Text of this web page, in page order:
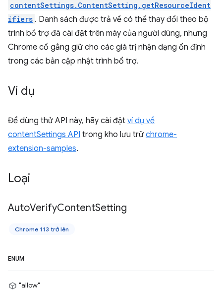
contentSettings.ContentSetting.getResourceIdent
ifiers . Danh sách được trả về có thể thay đổi theo bộ
trình bổ trợ đã cài đặt trên máy của người dùng, nhưng
Chrome cố gắng giữ cho các giá trị nhận dạng ổn định
trong các bản cập nhật trình bổ trợ.
Ví dụ
Để dùng thử API này, hãy cài đặt ví dụ về
contentSettings API trong kho lưu trữ chrome-
extension-samples.
Loại
AutoVerifyContentSetting
Chrome 113 trở lên
ENUM
"allow"